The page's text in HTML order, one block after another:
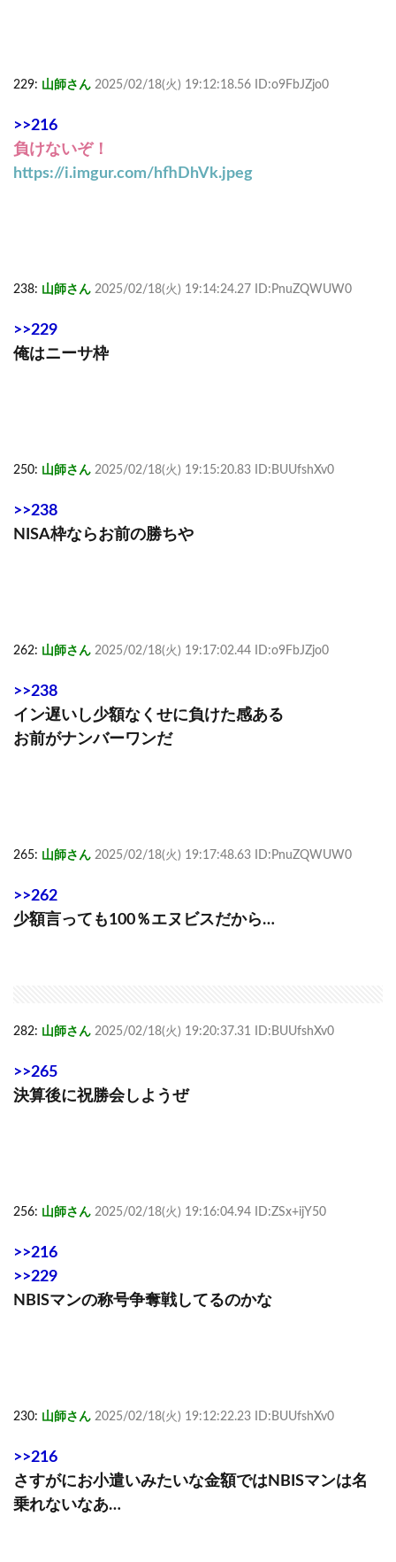
229: 山師さん 2025/02/18(火) 19:12:18.56 ID:o9FbJZjo0
>>216
負けないぞ！
https://i.imgur.com/hfhDhVk.jpeg
238: 山師さん 2025/02/18(火) 19:14:24.27 ID:PnuZQWUW0
>>229
俺はニーサ枠
250: 山師さん 2025/02/18(火) 19:15:20.83 ID:BUUfshXv0
>>238
NISA枠ならお前の勝ちや
262: 山師さん 2025/02/18(火) 19:17:02.44 ID:o9FbJZjo0
>>238
イン遅いし少額なくせに負けた感ある
お前がナンバーワンだ
265: 山師さん 2025/02/18(火) 19:17:48.63 ID:PnuZQWUW0
>>262
少額言っても100％エヌビスだから…
282: 山師さん 2025/02/18(火) 19:20:37.31 ID:BUUfshXv0
>>265
決算後に祝勝会しようぜ
256: 山師さん 2025/02/18(火) 19:16:04.94 ID:ZSx+ijY50
>>216
>>229
NBISマンの称号争奪戦してるのかな
230: 山師さん 2025/02/18(火) 19:12:22.23 ID:BUUfshXv0
>>216
さすがにお小遣いみたいな金額ではNBISマンは名
乗れないなあ…